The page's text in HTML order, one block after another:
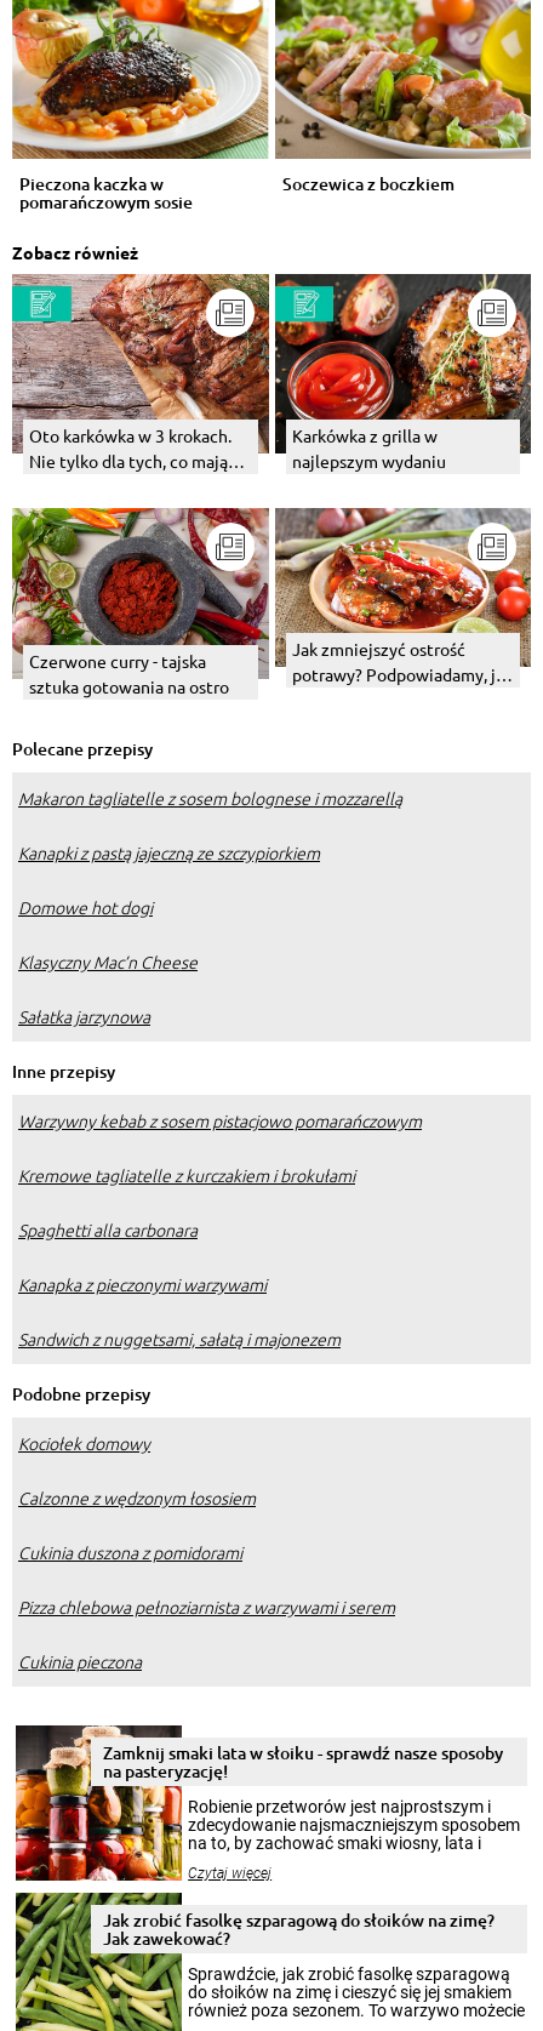
Pieczona kaczka w
pomarańczowym sosie
Soczewica z boczkiem
Zobacz również
Oto karkówka w 3 krokach.
Nie tylko dla tych, co mają
Karkówka z grilla w
najlepszym wydaniu
Czerwone curry - tajska
sztuka gotowania na ostro
Jak zmniejszyć ostrość
potrawy? Podpowiadamy, jak
Polecane przepisy
Makaron tagliatelle z sosem bolognese i mozzarellą
Kanapki z pastą jajeczną ze szczypiorkiem
Domowe hot dogi
Klasyczny Mac’n Cheese
Sałatka jarzynowa
Inne przepisy
Warzywny kebab z sosem pistacjowo pomarańczowym
Kremowe tagliatelle z kurczakiem i brokułami
Spaghetti alla carbonara
Kanapka z pieczonymi warzywami
Sandwich z nuggetsami, sałatą i majonezem
Podobne przepisy
Kociołek domowy
Calzonne z wędzonym łososiem
Cukinia duszona z pomidorami
Pizza chlebowa pełnoziarnista z warzywami i serem
Cukinia pieczona
Zamknij smaki lata w słoiku - sprawdź nasze sposoby
na pasteryzację!
Robienie przetworów jest najprostszym i
zdecydowanie najsmaczniejszym sposobem
na to, by zachować smaki wiosny, lata i
krajobrazów, by cieszyć nimi oko w sezonie
pełni poczuć atmosferę cieplejszych
miesięcy. Przygotowanie słoików ze
patenty, które pozwolą zachować świeżość
przetworów.
Czytaj więcej
Jak zrobić fasolkę szparagową do słoików na zimę?
Jak zawekować?
Sprawdźcie, jak zrobić fasolkę szparagową
do słoików na zimę i cieszyć się jej smakiem
również poza sezonem. To warzywo możecie